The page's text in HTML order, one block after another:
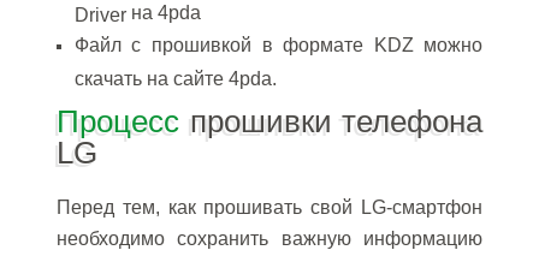
Driver на 4pda
Файл с прошивкой в формате KDZ можно
скачать на сайте 4pda.
Процесспрошивки телефона
LG
Перед тем, как прошивать свой LG-смартфон
необходимо сохранить важную информацию